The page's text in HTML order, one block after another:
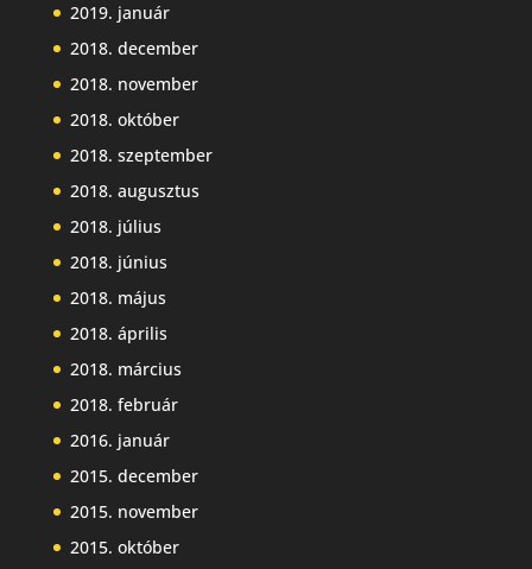
2019. január
2018. december
2018. november
2018. október
2018. szeptember
2018. augusztus
2018. július
2018. június
2018. május
2018. április
2018. március
2018. február
2016. január
2015. december
2015. november
2015. október